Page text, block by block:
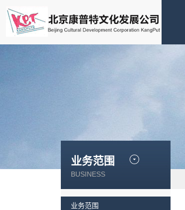
业务范围
BUSINESS
业务范围